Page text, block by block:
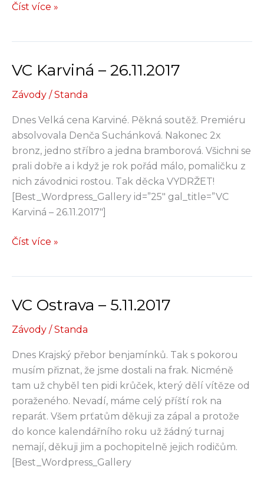
Čoko
9.12.2018
Číst více »
VC Karviná – 26.11.2017
Závody /Standa
Dnes Velká cena Karviné. Pěkná soutěž. Premiéru
absolvovala Denča Suchánková. Nakonec 2x
bronz, jedno stříbro a jedna bramborová. Všichni se
prali dobře a i když je rok pořád málo, pomaličku z
nich závodnici rostou. Tak děcka VYDRŽET!
[Best_Wordpress_Gallery id=”25″ gal_title=”VC
Karviná – 26.11.2017″]
VC
Číst více »
VC Ostrava – 5.11.2017
Závody /Standa
Dnes Krajský přebor benjamínků. Tak s pokorou
musím přiznat, že jsme dostali na frak. Nicméně
tam už chyběl ten pidi krůček, který dělí vítěze od
poraženého. Nevadí, máme celý příští rok na
reparát. Všem prťatům děkuji za zápal a protože
do konce kalendářního roku už žádný turnaj
nemají, děkuji jim a pochopitelně jejich rodičům.
[Best_Wordpress_Gallery